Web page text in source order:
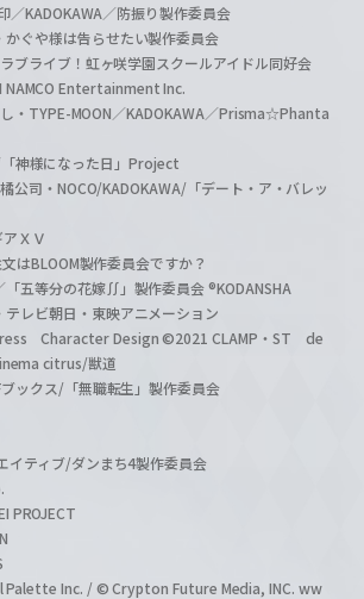
KADOKAWA／防振り製作委員会
ぐや様は告らせたい製作委員会
ブライブ！虹ヶ咲学園スクールアイドル同好会
NAMCO Entertainment Inc.
・TYPE-MOON／KADOKAWA／Prisma☆Phanta
神様になった日」Project
公司・NOCO/KADOKAWA/「デート・ア・バレッ
ＸＶ
はBLOOM製作委員会ですか？
五等分の花嫁∬」製作委員会 ®KODANSHA
レビ朝日・東映アニメーション
Character Design ©2021 CLAMP・ST de
citrus/獣道
ックス/「無職転生」製作委員会
イティブ/ダンまち4製作委員会
PROJECT
Inc. / © Crypton Future Media, INC. ww